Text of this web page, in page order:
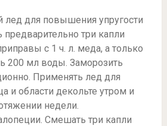
лед для повышения упругости
три капли
с 1 ч. л. меда, а только
200 мл воды. Заморозить
Применять лед для
и области декольте утром и
недели.
Смешать три капли